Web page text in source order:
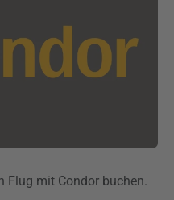
Flug mit Condor buchen.